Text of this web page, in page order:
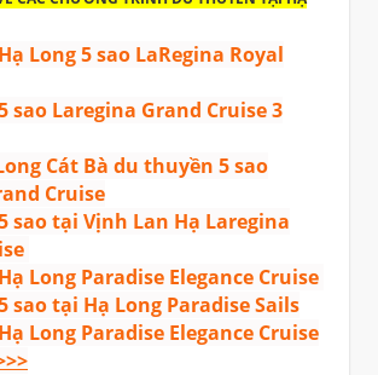
Long 5 sao LaRegina Royal
sao Laregina Grand Cruise 3
Cát Bà du thuyền 5 sao
Cruise
sao tại Vịnh Lan Hạ Laregina
Long Paradise Elegance Cruise
sao tại Hạ Long Paradise Sails
Long Paradise Elegance Cruise